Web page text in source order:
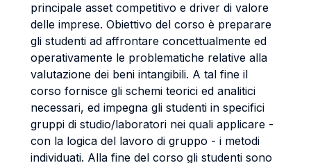
principale asset competitivo e driver di valore
delle imprese. Obiettivo del corso è preparare
gli studenti ad affrontare concettualmente ed
operativamente le problematiche relative alla
valutazione dei beni intangibili. A tal fine il
corso fornisce gli schemi teorici ed analitici
necessari, ed impegna gli studenti in specifici
gruppi di studio/laboratori nei quali applicare -
con la logica del lavoro di gruppo - i metodi
individuati. Alla fine del corso gli studenti sono